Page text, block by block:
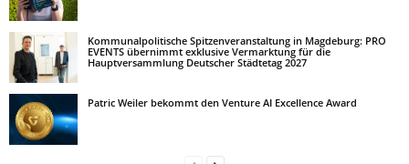
Kommunalpolitische Spitzenveranstaltung in Magdeburg: PRO
EVENTS übernimmt exklusive Vermarktung für die
Hauptversammlung Deutscher Städtetag 2027
Patric Weiler bekommt den Venture AI Excellence Award